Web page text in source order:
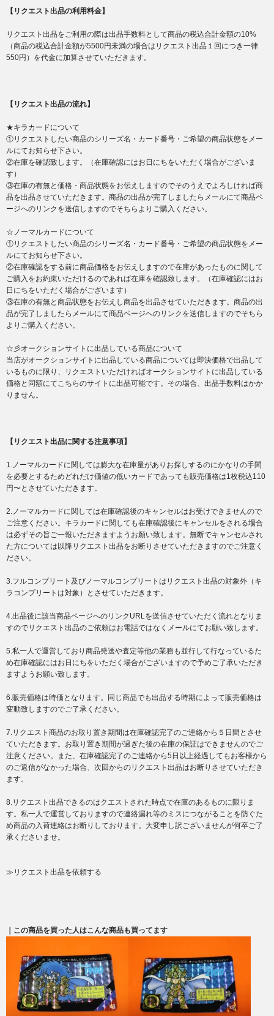
【リクエスト出品の利用料金】
リクエスト出品をご利用の際は出品手数料として商品の税込合計金額の10%
（商品の税込合計金額が5500円未満の場合はリクエスト出品１回につき一律
550円）を代金に加算させていただきます。
【リクエスト出品の流れ】
★キラカードについて
①リクエストしたい商品のシリーズ名・カード番号・ご希望の商品状態をメー
ルにてお知らせ下さい。
②在庫を確認致します。（在庫確認にはお日にちをいただく場合がございま
す）
③在庫の有無と価格・商品状態をお伝えしますのでそのうえでよろしければ商
品を出品させていただきます。商品の出品が完了しましたらメールにて商品ペ
ージへのリンクを送信しますのでそちらよりご購入ください。
☆ノーマルカードについて
①リクエストしたい商品のシリーズ名・カード番号・ご希望の商品状態をメー
ルにてお知らせ下さい。
②在庫確認をする前に商品価格をお伝えしますので在庫があったものに関して
ご購入をお約束いただけるのであれば在庫を確認致します。（在庫確認にはお
日にちをいただく場合がございます）
③在庫の有無と商品状態をお伝えし商品を出品させていただきます。商品の出
品が完了しましたらメールにて商品ページへのリンクを送信しますのでそちら
よりご購入ください。
☆彡オークションサイトに出品している商品について
当店がオークションサイトに出品している商品については即決価格で出品して
いるものに限り、リクエストいただければオークションサイトに出品している
価格と同額にてこちらのサイトに出品可能です。その場合、出品手数料はかか
りません。
【リクエスト出品に関する注意事項】
1.ノーマルカードに関しては膨大な在庫量がありお探しするのにかなりの手間
を必要とするためどれだけ価値の低いカードであっても販売価格は1枚税込110
円〜とさせていただきます。
2.ノーマルカードに関しては在庫確認後のキャンセルはお受けできませんので
ご注意ください。キラカードに関しても在庫確認後にキャンセルをされる場合
は必ずその旨ご一報いただきますようお願い致します。無断でキャンセルされ
た方については以降リクエスト出品をお断りさせていただきますのでご注意く
ださい。
3.フルコンプリート及びノーマルコンプリートはリクエスト出品の対象外（キ
ラコンプリートは対象）とさせていただきます。
4.出品後に該当商品ページへのリンクURLを送信させていただく流れとなりま
すのでリクエスト出品のご依頼はお電話ではなくメールにてお願い致します。
5.私一人で運営しており商品発送や査定等他の業務も並行して行なっているた
め在庫確認にはお日にちをいただく場合がございますので予めご了承いただき
ますようお願い致します。
6.販売価格は時価となります。同じ商品でも出品する時期によって販売価格は
変動致しますのでご了承ください。
7.リクエスト商品のお取り置き期間は在庫確認完了のご連絡から５日間とさせ
ていただきます。お取り置き期間が過ぎた後の在庫の保証はできませんのでご
注意ください。また、在庫確認完了のご連絡から5日以上経過してもお客様から
のご返信がなかった場合、次回からのリクエスト出品はお断りさせていただき
ます。
8.リクエスト出品できるのはクエストされた時点で在庫のあるものに限りま
す。私一人で運営しておりますので連絡漏れ等のミスにつながることを防ぐた
め商品の入荷連絡はお断りしております。大変申し訳ございませんが何卒ご了
承くださいませ。
≫リクエスト出品を依頼する
｜この商品を買った人はこんな商品も買ってます